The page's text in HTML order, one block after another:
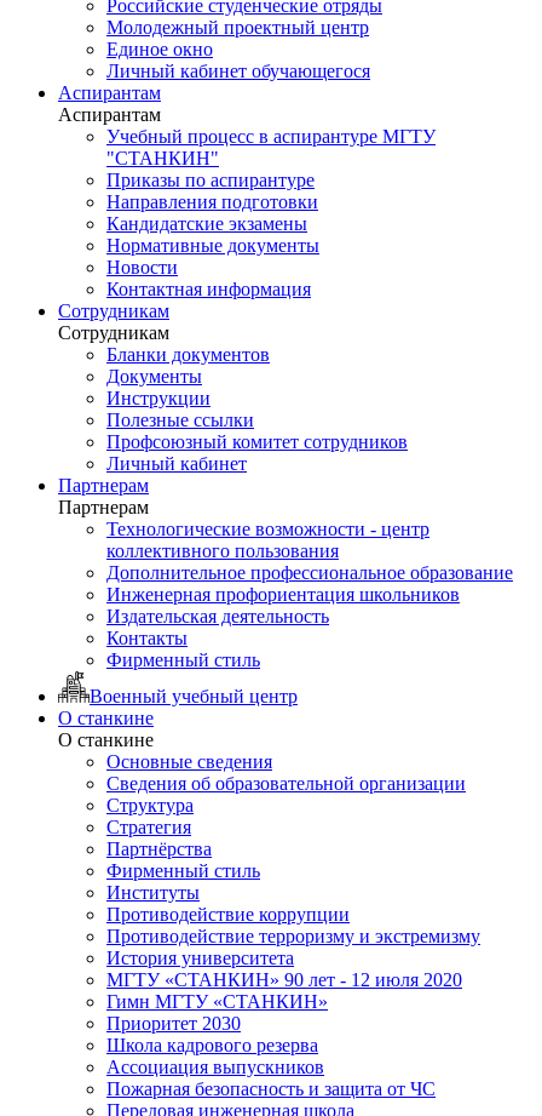
Российские студенческие отряды
Молодежный проектный центр
Единое окно
Личный кабинет обучающегося
Аспирантам
Аспирантам
Учебный процесс в аспирантуре МГТУ
"СТАНКИН"
Приказы по аспирантуре
Направления подготовки
Кандидатские экзамены
Нормативные документы
Новости
Контактная информация
Сотрудникам
Сотрудникам
Бланки документов
Документы
Инструкции
Полезные ссылки
Профсоюзный комитет сотрудников
Личный кабинет
Партнерам
Партнерам
Технологические возможности - центр
коллективного пользования
Дополнительное профессиональное образование
Инженерная профориентация школьников
Издательская деятельность
Контакты
Фирменный стиль
Военный учебный центр
О станкине
О станкине
Основные сведения
Сведения об образовательной организации
Структура
Стратегия
Партнёрства
Фирменный стиль
Институты
Противодействие коррупции
Противодействие терроризму и экстремизму
История университета
МГТУ «СТАНКИН» 90 лет - 12 июля 2020
Гимн МГТУ «СТАНКИН»
Приоритет 2030
Школа кадрового резерва
Ассоциация выпускников
Пожарная безопасность и защита от ЧС
Передовая инженерная школа